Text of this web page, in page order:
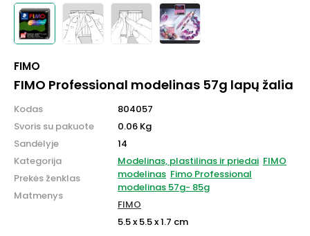
FIMO
FIMO Professional modelinas 57g lapų žalia
Kodas
Svoris su pakuote
Sandėlyje
Kategorija
Prekės ženklas
Matmenys
804057
0.06 Kg
14
Modelinas, plastilinas ir priedai FIMO
modelinas Fimo Professional
modelinas 57g- 85g
FIMO
5.5 x 5.5 x 1.7 cm